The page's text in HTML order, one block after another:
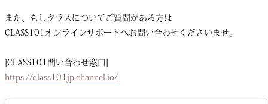
また、もしクラスについてご質問がある方は
CLASS101オンラインサポートへお問い合わせくださいませ。
[CLASS101問い合わせ窓口]
https://class101jp.channel.io/